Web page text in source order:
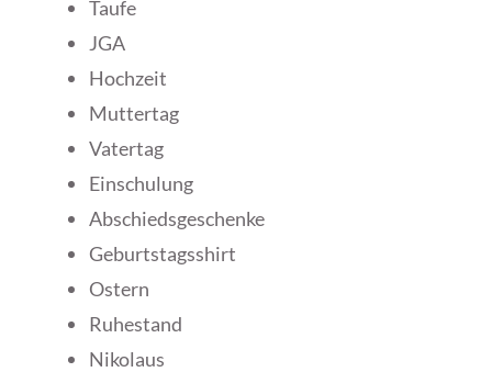
Taufe
JGA
Hochzeit
Muttertag
Vatertag
Einschulung
Abschiedsgeschenke
Geburtstagsshirt
Ostern
Ruhestand
Nikolaus